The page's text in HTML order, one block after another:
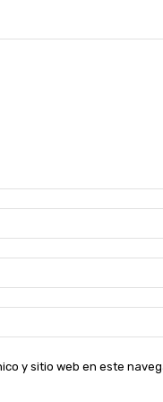
y sitio web en este